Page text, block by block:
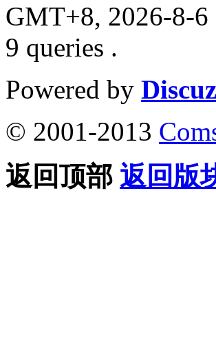
GMT+8, 2026-8-6
9 queries .
Powered by
© 2001-2013
返回顶部 返回版